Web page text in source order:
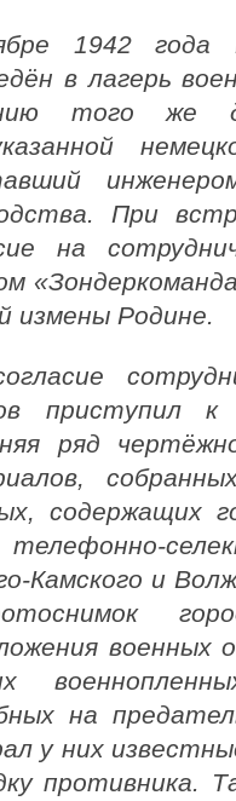
1942 года
в лагерь
того же
При
на
измены Родине.
приступил к
ряд
содержащих
телефонно-
Камского и
военных
на
у них
противника.